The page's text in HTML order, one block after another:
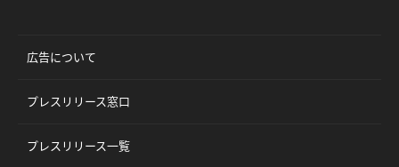
広告について
プレスリリース窓口
プレスリリース一覧